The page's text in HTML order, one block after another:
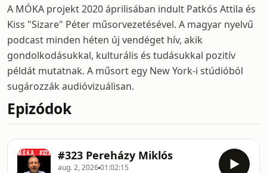
A MÓKA projekt 2020 áprilisában indult Patkós Attila és
Kiss "Sizare" Péter műsorvezetésével. A magyar nyelvű
podcast minden héten új vendéget hív, akik
gondolkodásukkal, kulturális és tudásukkal pozitív
példát mutatnak. A műsort egy New York-i stúdióból
sugározzák audióvizuálisan.
Epizódok
#323 Pereházy Miklós
aug. 2, 202601:02:15